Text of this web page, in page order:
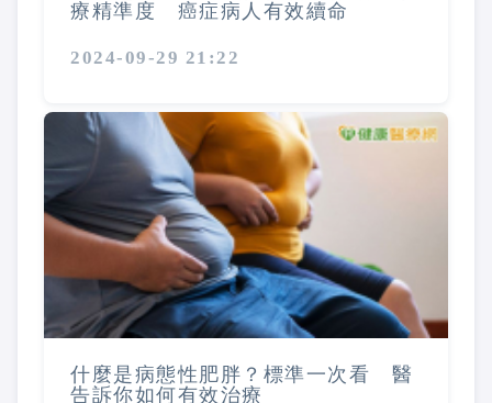
療精準度 癌症病人有效續命
2024-09-29 21:22
什麼是病態性肥胖？標準一次看 醫
告訴你如何有效治療